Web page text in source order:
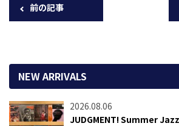
前の記事
NEW ARRIVALS
2026.08.06
JUDGMENT! Summer